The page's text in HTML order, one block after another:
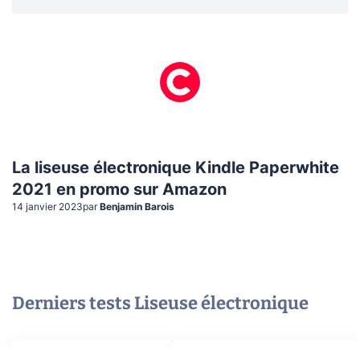
La liseuse électronique Kindle Paperwhite
2021 en promo sur Amazon
14 janvier 2023par Benjamin Barois
Derniers testsLiseuse électronique